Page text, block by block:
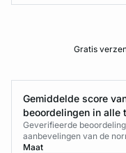
Gratis
Gemiddelde score
beoordelingen in alle
Geverifieerde
aanbevelingen van de
Maat